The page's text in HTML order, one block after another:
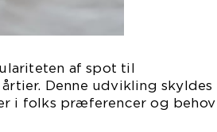
af spot til
Denne udvikling skyldes
i folks præferencer og behov